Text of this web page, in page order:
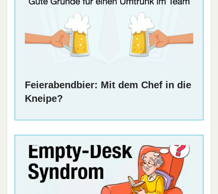
Feierabendbier: Mit dem Chef in die
Kneipe?